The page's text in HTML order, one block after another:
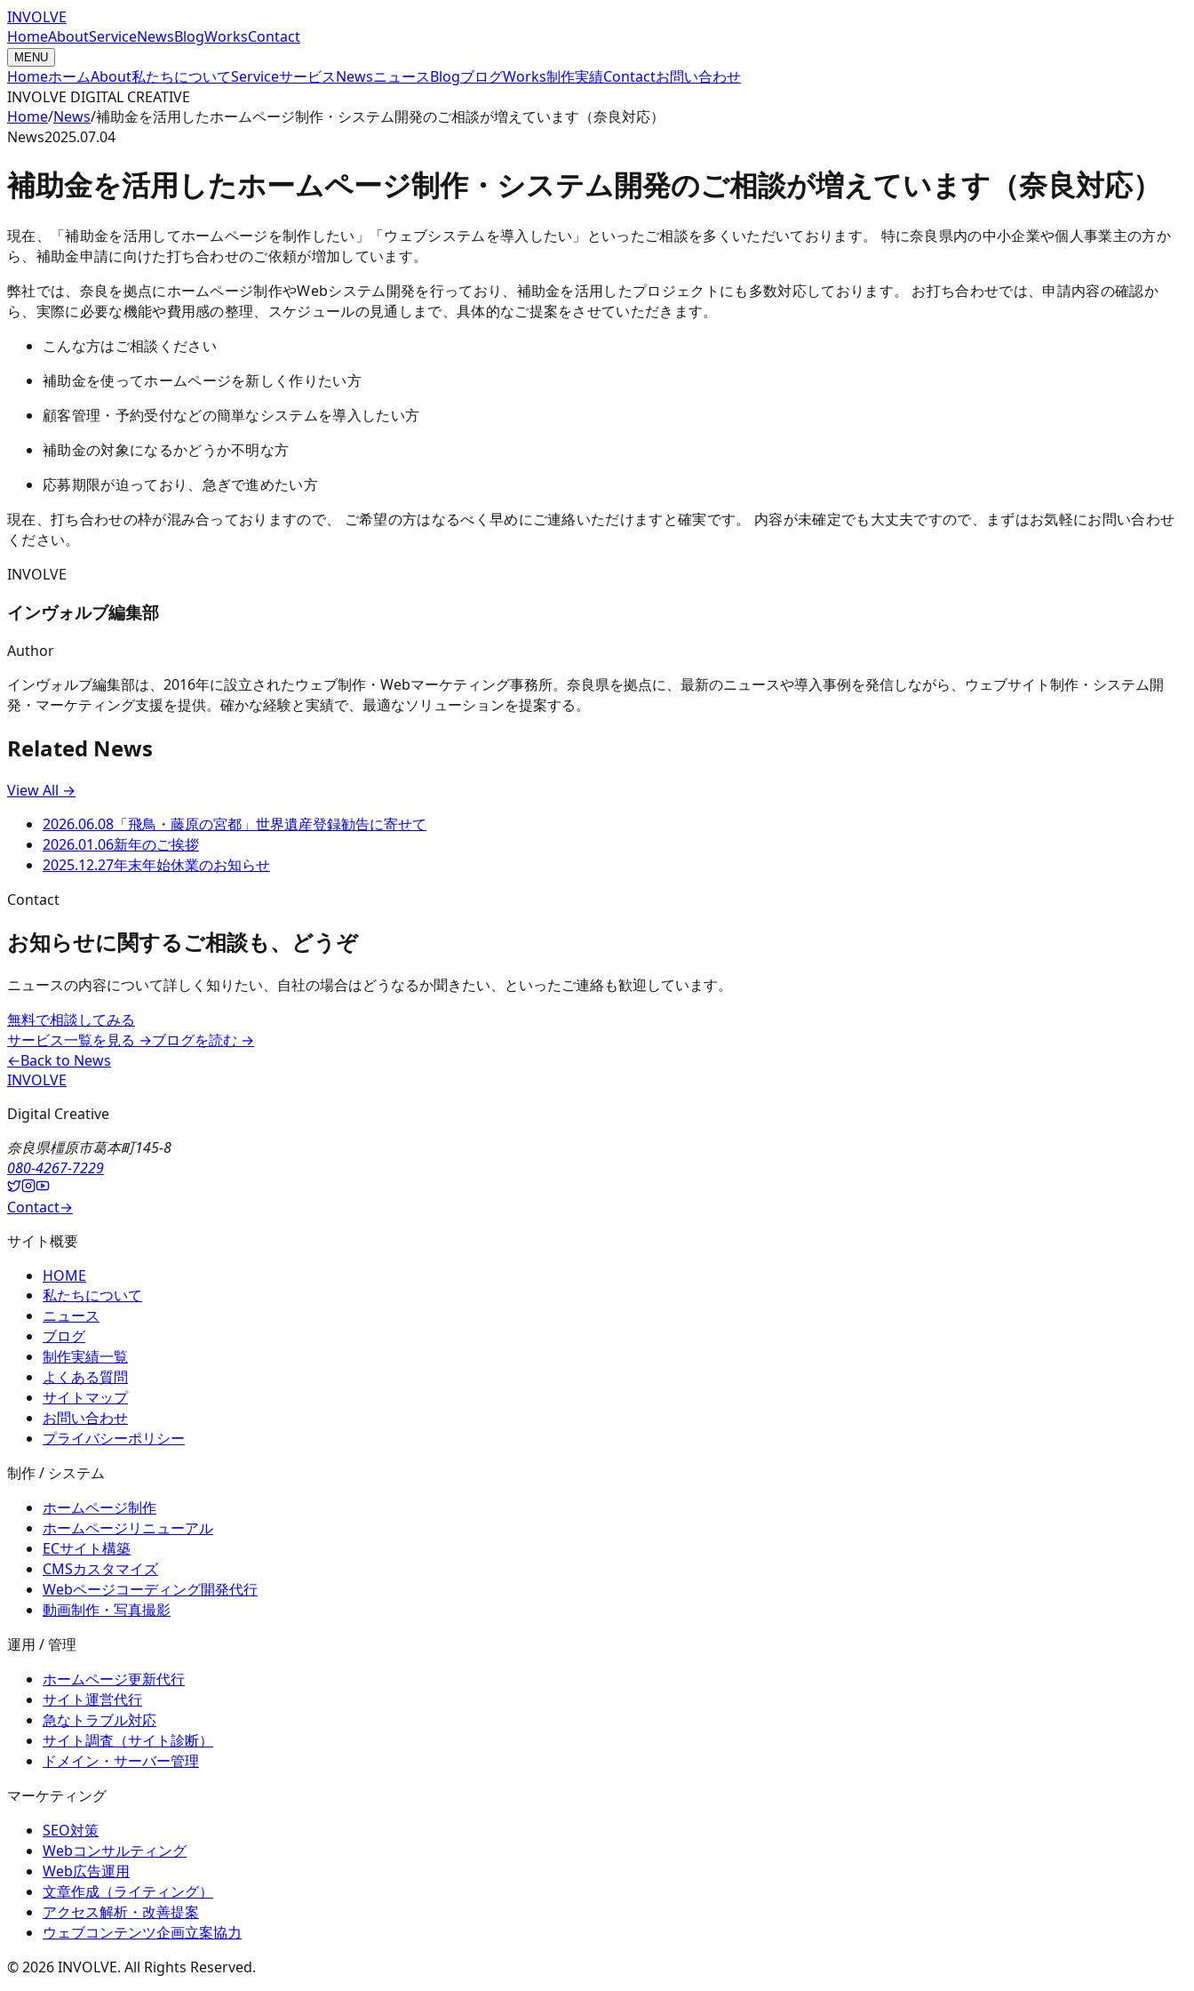
INVOLVE
HomeAboutServiceNewsBlogWorksContact
MENU
HomeホームAbout私たちについてServiceサービスNewsニュースBlogブログWorks制作実績Contactお問い合わせ
INVOLVE DIGITAL CREATIVE
Home/News/補助金を活用したホームページ制作・システム開発のご相談が増えています（奈良対応）
News2025.07.04
補助金を活用したホームページ制作・システム開発のご相談が増えています（奈良対応）
現在、「補助金を活用してホームページを制作したい」「ウェブシステムを導入したい」といったご相談を多くいただいております。 特に奈良県内の中小企業や個人事業主の方か
ら、補助金申請に向けた打ち合わせのご依頼が増加しています。
弊社では、奈良を拠点にホームページ制作やWebシステム開発を行っており、補助金を活用したプロジェクトにも多数対応しております。 お打ち合わせでは、申請内容の確認か
ら、実際に必要な機能や費用感の整理、スケジュールの見通しまで、具体的なご提案をさせていただきます。
こんな方はご相談ください
補助金を使ってホームページを新しく作りたい方
顧客管理・予約受付などの簡単なシステムを導入したい方
補助金の対象になるかどうか不明な方
応募期限が迫っており、急ぎで進めたい方
現在、打ち合わせの枠が混み合っておりますので、 ご希望の方はなるべく早めにご連絡いただけますと確実です。 内容が未確定でも大丈夫ですので、まずはお気軽にお問い合わせ
ください。
INVOLVE
インヴォルブ編集部
Author
インヴォルブ編集部は、2016年に設立されたウェブ制作・Webマーケティング事務所。奈良県を拠点に、最新のニュースや導入事例を発信しながら、ウェブサイト制作・システム開
発・マーケティング支援を提供。確かな経験と実績で、最適なソリューションを提案する。
Related News
View All →
2026.06.08 「飛鳥・藤原の宮都」世界遺産登録勧告に寄せて
2026.01.06新年のご挨拶
2025.12.27年末年始休業のお知らせ
Contact
お知らせに関するご相談も、どうぞ
ニュースの内容について詳しく知りたい、自社の場合はどうなるか聞きたい、といったご連絡も歓迎しています。
無料で相談してみる
サービス一覧を見る →ブログを読む →
←Back to News
INVOLVE
Digital Creative
奈良県橿原市葛本町145-8
080-4267-7229
Contact→
サイト概要
HOME
私たちについて
ニュース
ブログ
制作実績一覧
よくある質問
サイトマップ
お問い合わせ
プライバシーポリシー
制作 / システム
ホームページ制作
ホームページリニューアル
ECサイト構築
CMSカスタマイズ
Webページコーディング開発代行
動画制作・写真撮影
運用 / 管理
ホームページ更新代行
サイト運営代行
急なトラブル対応
サイト調査（サイト診断）
ドメイン・サーバー管理
マーケティング
SEO対策
Webコンサルティング
Web広告運用
文章作成（ライティング）
アクセス解析・改善提案
ウェブコンテンツ企画立案協力
©2026INVOLVE. All Rights Reserved.